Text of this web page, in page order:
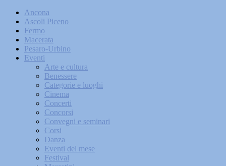
Ancona
Ascoli Piceno
Fermo
Macerata
Pesaro-Urbino
Eventi
Arte e cultura
Benessere
Categorie e luoghi
Cinema
Concerti
Concorsi
Convegni e seminari
Corsi
Danza
Eventi del mese
Festival